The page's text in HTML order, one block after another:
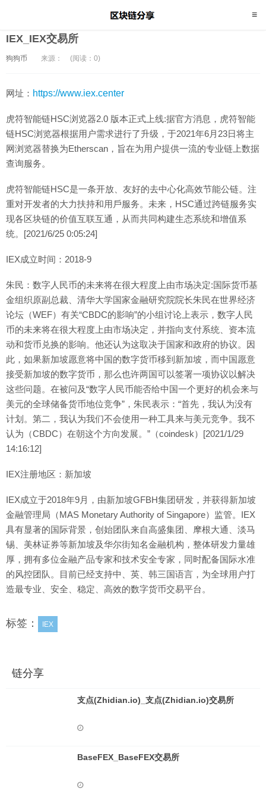
IEX_IEX交易所
狗狗币 来源： (阅读：0)
网址： https://www.iex.center
虎符智能链HSC浏览器2.0 版本正式上线:据官方消息，虎符智能
链HSC浏览器根据用户需求进行了升级，于2021年6月23日将主
网浏览器替换为Etherscan，旨在为用户提供一流的专业链上数据
查询服务。
虎符智能链HSC是一条开放、友好的去中心化高效节能公链。注
重对开发者的大力扶持和用戶服务。未来，HSC通过跨链服务实
现各区块链的价值互联互通，从而共同构建生态系统和增值系
统。[2021/6/25 0:05:24]
IEX成立时间：2018-9
朱民：数字人民币的未来将在很大程度上由市场决定:国际货币基
金组织原副总裁、清华大学国家金融研究院院长朱民在世界经济
论坛（WEF）有关“CBDC的影响”的小组讨论上表示，数字人民
币的未来将在很大程度上由市场决定，并指向支付系统、资本流
动和货币兑换的影响。他还认为这取决于国家和政府的协议。因
此，如果新加坡愿意将中国的数字货币移到新加坡，而中国愿意
接受新加坡的数字货币，那么也许两国可以签署一项协议以解决
这些问题。在被问及“数字人民币能否给中国一个更好的机会来与
美元的全球储备货币地位竞争”，朱民表示：“首先，我认为没有
计划。第二，我认为我们不会使用一种工具来与美元竞争。我不
认为（CBDC）在朝这个方向发展。”（coindesk）[2021/1/29
14:16:12]
IEX注册地区：新加坡
IEX成立于2018年9月，由新加坡GFBH集团研发，并获得新加坡
金融管理局（MAS Monetary Authority of Singapore）监管。IEX
具有显著的国际背景，创始团队来自高盛集团、摩根大通、淡马
锡、美林证券等新加坡及华尔街知名金融机构，整体研发力量雄
厚，拥有多位金融产品专家和技术安全专家，同时配备国际水准
的风控团队。目前已经支持中、英、韩三国语言，为全球用户打
造最专业、安全、稳定、高效的数字货币交易平台。
标签： IEX
链分享
支点(Zhidian.io)_支点(Zhidian.io)交易所
BaseFEX_BaseFEX交易所